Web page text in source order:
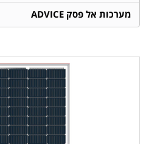
מערכות אל פסק ADVICE